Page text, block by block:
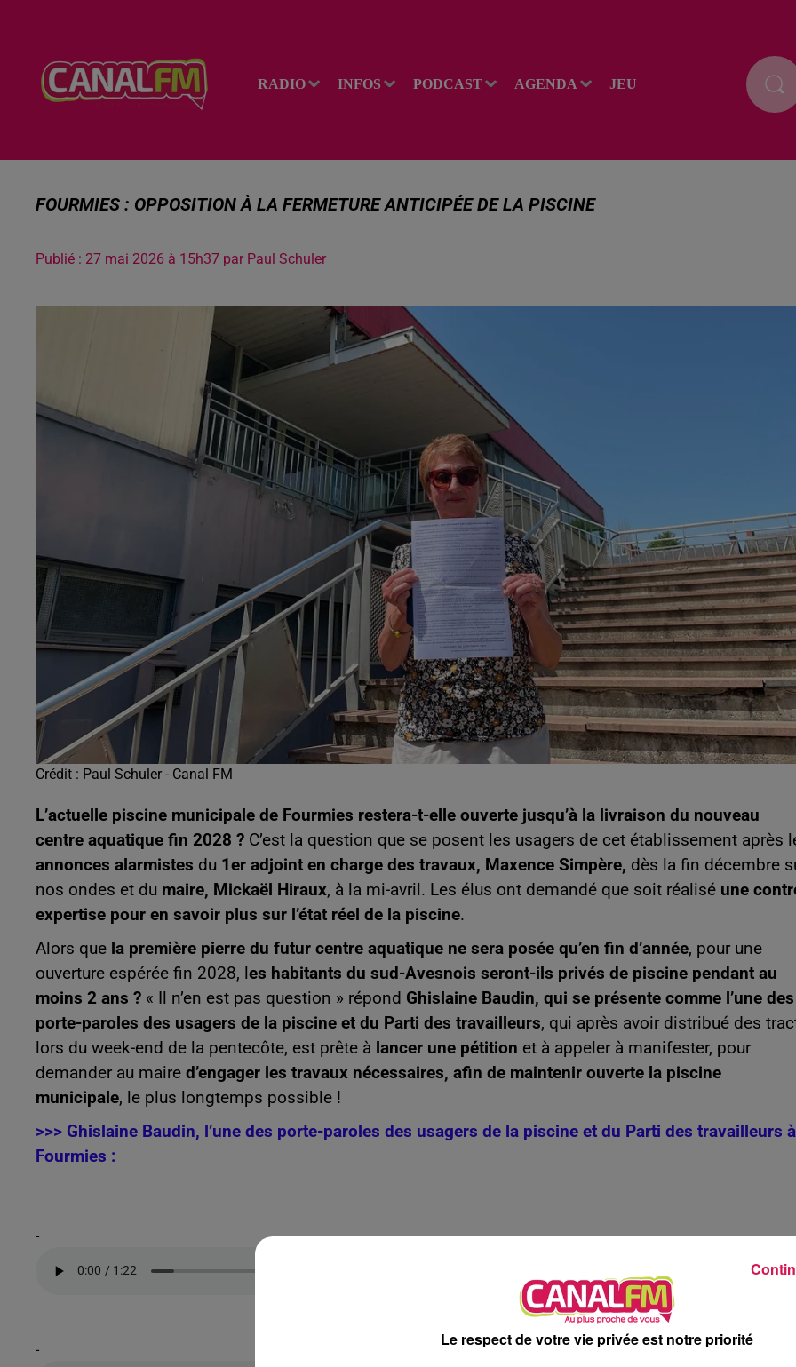
RADIO INFOS PODCAST AGENDA JEU
FOURMIES : OPPOSITION À LA FERMETURE ANTICIPÉE DE LA PISCINE
Publié : 27 mai 2026 à 15h37 par Paul Schuler
Crédit : Paul Schuler - Canal FM
L’actuelle piscine municipale de Fourmies restera-t-elle ouverte jusqu’à la livraison du nouveau
centre aquatique fin 2028 ? C’est la question que se posent les usagers de cet établissement après
annonces alarmistes du 1er adjoint en charge des travaux, Maxence Simpère, dès la fin décembre
nos ondes et du maire, Mickaël Hiraux, à la mi-avril. Les élus ont demandé que soit réalisé une
expertise pour en savoir plus sur l’état réel de la piscine.
Alors que la première pierre du futur centre aquatique ne sera posée qu’en fin d’année, pour une
ouverture espérée fin 2028, l es habitants du sud-Avesnois seront-ils privés de piscine pendant au
moins 2 ans ? « Il n’en est pas question » répond Ghislaine Baudin, qui se présente comme l’une des
porte-paroles des usagers de la piscine et du Parti des travailleurs, qui après avoir distribué des
lors du week-end de la pentecôte, est prête à lancer une pétition et à appeler à manifester, pour
demander au maire d’engager les travaux nécessaires, afin de maintenir ouverte la piscine
municipale, le plus longtemps possible !
>>> Ghislaine Baudin, l’une des porte-paroles des usagers de la piscine et du Parti des travailleurs à
Fourmies :
-
-
19h00 - 20h00
EVA le soir
20h00 - 22h00
Les hits de Canal FM
Le respect de votre vie privée est notre priorité